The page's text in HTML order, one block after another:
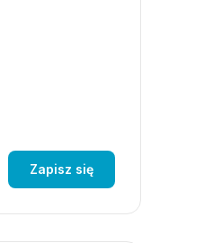
Zapisz się